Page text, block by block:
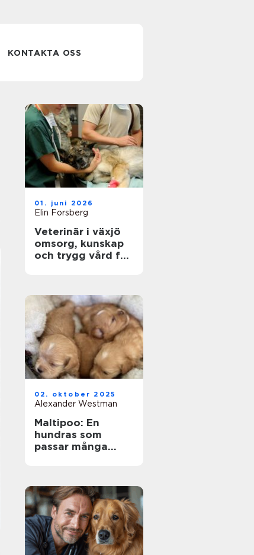
KONTAKTA OSS
01. juni 2026
Elin Forsberg
Veterinär i växjö
omsorg, kunskap
och trygg vård för
02. oktober 2025
Alexander Westman
Maltipoo: En
hundras som
passar många